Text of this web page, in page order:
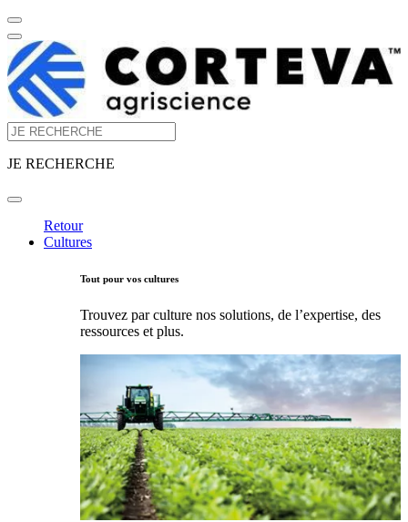
JE RECHERCHE
Retour
Cultures
Tout pour vos cultures
Trouvez par culture nos solutions, de l’expertise, des
ressources et plus.